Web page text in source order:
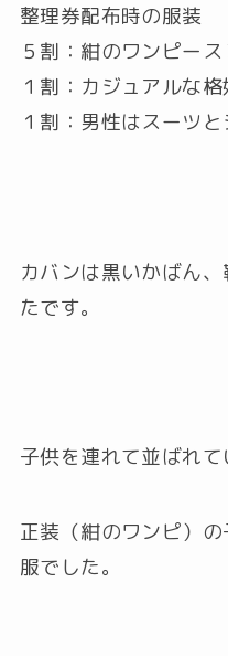
整理券配布時の服装
５割：紺のワンピー
１割：カジュアルな格
１割：男性はスーツ
カバンは黒いかばん
たです。
子供を連れて並ばれて
正装（紺のワンピ）
服でした。